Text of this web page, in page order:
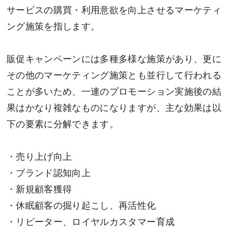
サービスの購買・利用意欲を向上させるマーケティ
ング施策を指します。
販促キャンペーンには多種多様な施策があり、更に
その他のマーケティング施策とも並行して行われる
ことが多いため、一連のプロモーション実施後の結
果はかなり複雑なものになりますが、主な効果は以
下の要素に分解できます。
・売り上げ向上
・ブランド認知向上
・新規顧客獲得
・休眠顧客の掘り起こし、再活性化
・リピーター、ロイヤルカスタマー育成